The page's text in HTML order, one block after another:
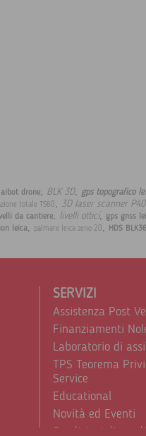
aibot drone, BLK 3D, gps topografico
totale TS60, 3D laser scanner P40
da cantiere, livelli ottici, gps gnss
leica, palmare leica zeno 20,
HDS
SERVIZI
Assistenza Post
Finanziamenti
Laboratorio di
TPS Teorema
Service
Educational
Novità ed Eventi
Condizioni di